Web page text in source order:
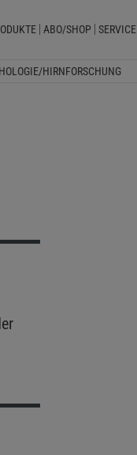
ABO/SHOP SERVICE
HIRNFORSCHUNG